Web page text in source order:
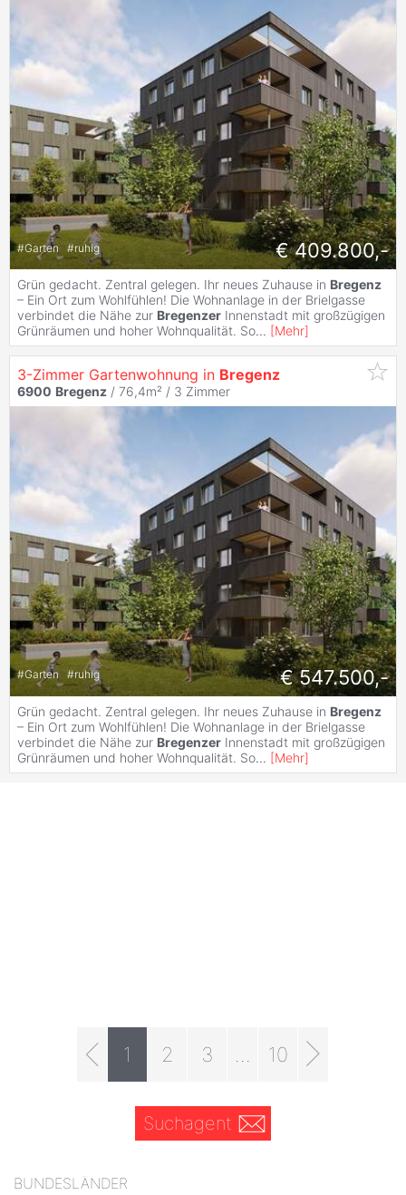
#Garten #ruhig € 409.800,-
Grün gedacht. Zentral gelegen. Ihr neues Zuhause in Bregenz
– Ein Ort zum Wohlfühlen! Die Wohnanlage in der Brielgasse
verbindet die Nähe zur Bregenzer Innenstadt mit großzügigen
Grünräumen und hoher Wohnqualität. So... [Mehr]
3-Zimmer Gartenwohnung in Bregenz
6900 Bregenz / 76,4m² / 3 Zimmer
#Garten #ruhig € 547.500,-
Grün gedacht. Zentral gelegen. Ihr neues Zuhause in Bregenz
– Ein Ort zum Wohlfühlen! Die Wohnanlage in der Brielgasse
verbindet die Nähe zur Bregenzer Innenstadt mit großzügigen
Grünräumen und hoher Wohnqualität. So... [Mehr]
1 2 3 10
Suchagent
BUNDESLÄNDER